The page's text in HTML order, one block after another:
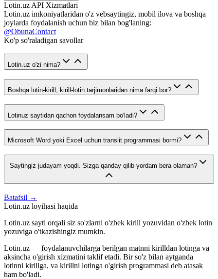
Lotin.uz API Xizmatlari
Lotin.uz imkoniyatlaridan o'z vebsaytingiz, mobil ilova va boshqa
joylarda foydalanish uchun biz bilan bog'laning:
@ObunaContact
Ko'p so'raladigan savollar
Lotin.uz o'zi nima?
Boshqa lotin-kirill, kirill-lotin tarjimonlaridan nima farqi bor?
Lotinuz saytidan qachon foydalansam bo'ladi?
Microsoft Word yoki Excel uchun translit programmasi bormi?
Saytingiz judayam yoqdi. Sizga qanday qilib yordam bera olaman?
Batafsil →
Lotin.uz loyihasi haqida
Lotin.uz sayti orqali siz so'zlarni o'zbek kirill yozuvidan o'zbek lotin
yozuviga o'tkazishingiz mumkin.
Lotin.uz — foydalanuvchilarga berilgan matnni kirilldan lotinga va
aksincha o'girish xizmatini taklif etadi. Bir so'z bilan aytganda
lotinni kirillga, va kirillni lotinga o'girish programmasi deb atasak
ham bo'ladi.